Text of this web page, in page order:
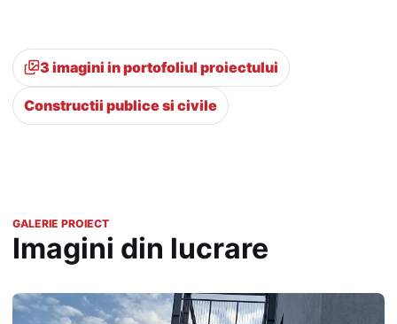
3 imagini in portofoliul proiectului
Constructii publice si civile
GALERIE PROIECT
Imagini din lucrare